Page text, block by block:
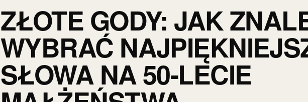
ZŁOTE GODY: JAK
WYBRAĆ
SŁOWA NA 50-LECIE